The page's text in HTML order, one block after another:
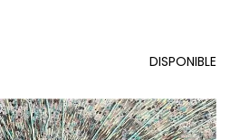
DISPONIBLE